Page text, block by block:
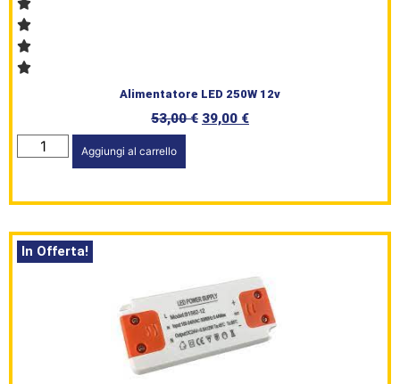
Shop
Serie
Civile
Alimentatore LED 250W 12v
53,00€ 39,00 €
Aggiungi al carrello
In Offerta!